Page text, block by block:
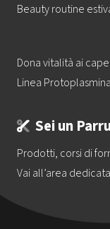
Beauty routine
Dona vitalità ai
Linea
Sei un
Prodotti, corsi di
Vai all’area dedicata